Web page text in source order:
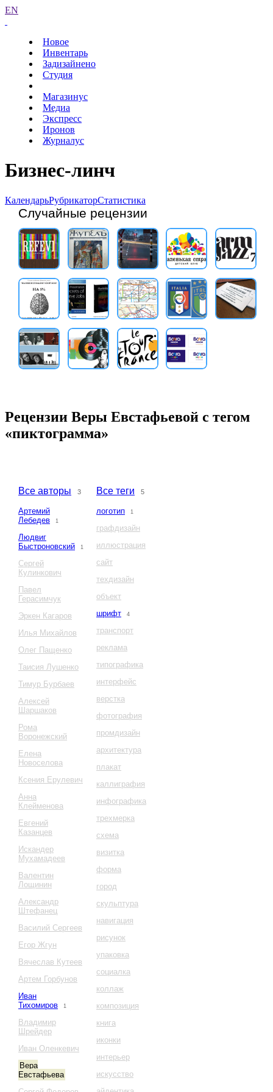
EN
Новое
Инвентарь
Задизайнено
Студия
Магазинус
Медиа
Экспресс
Иронов
Журналус
Бизнес-линч
КалендарьРубрикаторСтатистика
Случайные рецензии
Рецензии Веры Евстафьевой с тегом
«пиктограмма»
Все авторы 3
Артемий
Лебедев
1
Людвиг
Быстроновский
1
Сергей
Кулинкович
Павел
Герасимчук
Эркен Кагаров
Илья Михайлов
Олег Пащенко
Таисия Лушенко
Тимур Бурбаев
Алексей
Шаршаков
Рома
Воронежский
Елена
Новоселова
Ксения Ерулевич
Анна
Клейменова
Евгений
Казанцев
Искандер
Мухамадеев
Валентин
Лощинин
Александр
Штефанец
Василий Сергеев
Егор Жгун
Вячеслав Кутеев
Артем Горбунов
Иван
Тихомиров
1
Владимир
Шрейдер
Иван Оленкевич
Вера
Евстафьева
Все теги 5
логотип 1
графдизайн
иллюстрация
сайт
техдизайн
объект
шрифт
4
транспорт
реклама
типографика
интерфейс
верстка
фотография
промдизайн
архитектура
плакат
каллиграфия
инфографика
трехмерка
схема
визитка
форма
город
скульптура
навигация
рисунок
упаковка
социалка
коллаж
композиция
книга
иконки
интерьер
искусство